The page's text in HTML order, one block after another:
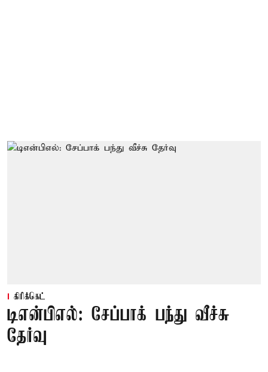
கிரிக்கெட்
டிஎன்பிஎல்: சேப்பாக் பந்து வீச்சு
தேர்வு